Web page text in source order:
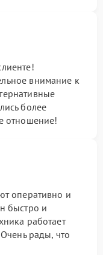
внимание к
более
отношение!
оперативно и
быстро и
работает
рады, что